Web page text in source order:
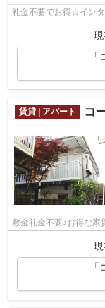
礼金不要でお得☆イン
現
賃貸 | アパート コ
敷金礼金不要♪お得な
現